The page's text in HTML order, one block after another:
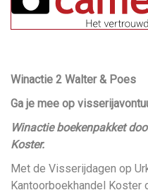
Winactie 2 Walter & Poes
Ga je mee op
Winactie boekenpakket
Koster.
Met de Visserijdagen op
Kantoorboekhandel